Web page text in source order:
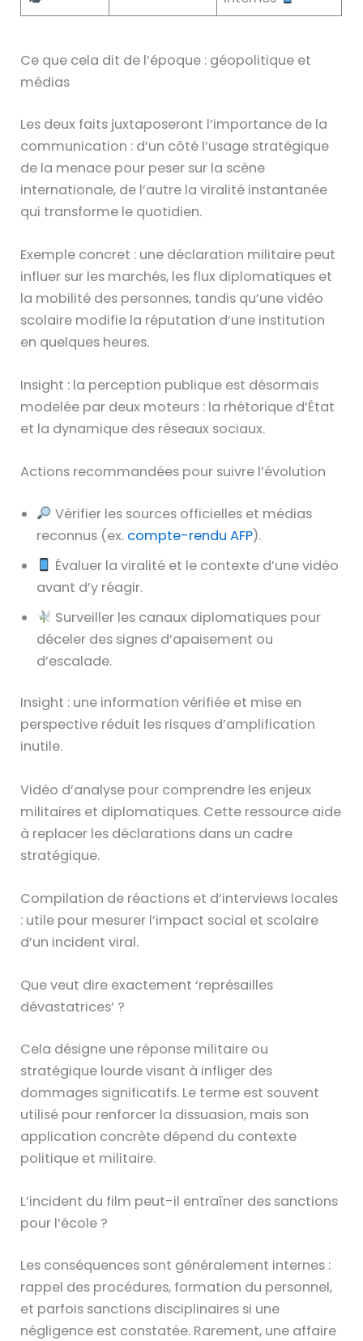
Ce que cela dit de l’époque : géopolitique et
médias
Les deux faits juxtaposeront l’importance de la
communication : d’un côté l’usage stratégique
de la menace pour peser sur la scène
internationale, de l’autre la viralité instantanée
qui transforme le quotidien.
Exemple concret : une déclaration militaire peut
influer sur les marchés, les flux diplomatiques et
la mobilité des personnes, tandis qu’une vidéo
scolaire modifie la réputation d’une institution
en quelques heures.
Insight : la perception publique est désormais
modelée par deux moteurs : la rhétorique d’État
et la dynamique des réseaux sociaux.
Actions recommandées pour suivre l’évolution
Vérifier les sources officielles et médias
reconnus (ex. compte-rendu AFP).
Évaluer la viralité et le contexte d’une vidéo
avant d’y réagir.
Surveiller les canaux diplomatiques pour
déceler des signes d’apaisement ou
d’escalade.
Insight : une information vérifiée et mise en
perspective réduit les risques d’amplification
inutile.
Vidéo d’analyse pour comprendre les enjeux
militaires et diplomatiques. Cette ressource aide
à replacer les déclarations dans un cadre
stratégique.
Compilation de réactions et d’interviews locales
: utile pour mesurer l’impact social et scolaire
d’un incident viral.
Que veut dire exactement ‘représailles
dévastatrices’ ?
Cela désigne une réponse militaire ou
stratégique lourde visant à infliger des
dommages significatifs. Le terme est souvent
utilisé pour renforcer la dissuasion, mais son
application concrète dépend du contexte
politique et militaire.
L’incident du film peut-il entraîner des sanctions
pour l’école ?
Les conséquences sont généralement internes :
rappel des procédures, formation du personnel,
et parfois sanctions disciplinaires si une
négligence est constatée. Rarement, une affaire